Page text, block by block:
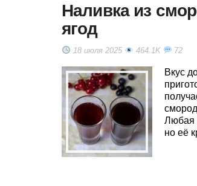
Наливка из
ягод
18 июля 2025 464.1K 72
Вкус
Любая
но её